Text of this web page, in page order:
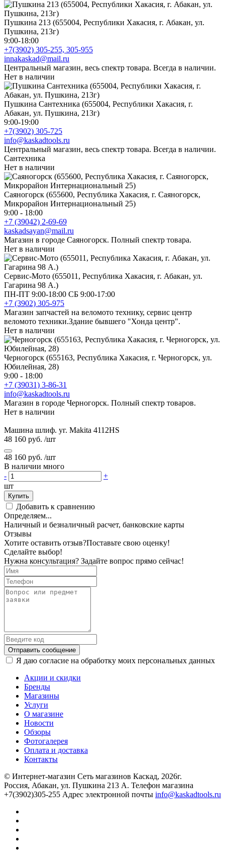
Пушкина 213 (655004, Республики Хакасия, г. Абакан, ул.
Пушкина, 213г)
9:00-18:00
+7(3902) 305-255, 305-955
innakaskad@mail.ru
Центральный магазин, весь спектр товара. Всегда в наличии.
Нет в наличии
Пушкина Сантехника (655004, Республики Хакасия, г.
Абакан, ул. Пушкина, 213г)
9:00-19:00
+7(3902) 305-725
info@kaskadtools.ru
Центральный магазин, весь спектр товара. Всегда в наличии.
Сантехника
Нет в наличии
Саяногорск (655600, Республика Хакасия, г. Саяногорск,
Микрорайон Интернациональный 25)
9:00 - 18:00
+7 (39042) 2-69-69
kaskadsayan@mail.ru
Магазин в городе Саяногорск. Полный спектр товара.
Нет в наличии
Сервис-Мото (655011, Республика Хакасия, г. Абакан, ул.
Гагарина 98 А.)
ПН-ПТ 9:00-18:00 СБ 9:00-17:00
+7 (3902) 305-975
Магазин запчастей на веломото технику, сервис центр
веломото техники.Здание бывшего "Хонда центр".
Нет в наличии
Черногорск (655163, Республика Хакасия, г. Черногорск, ул.
Юбилейная, 28)
9:00 - 18:00
+7 (39031) 3-86-31
info@kaskadtools.ru
Магазин в городе Черногорск. Полный спектр товаров.
Нет в наличии
Машина шлиф. уг. Makita 4112HS
48 160 руб. /шт
48 160 руб. /шт
В наличии много
-
+
шт
Купить
Добавить к сравнению
Определяем...
Наличный и безналичный расчет, банковские карты
Отзывы
Хотите оставить отзыв?Поставьте свою оценку!
Сделайте выбор!
Нужна консультация? Задайте вопрос прямо сейчас!
Отправить сообщение
Я даю согласие на обработку моих персональных данных
Акции и скидки
Бренды
Магазины
Услуги
О магазине
Новости
Обзоры
Фотогалерея
Оплата и доставка
Контакты
© Интернет-магазин Сеть магазинов Каскад, 2026г.
Россия, Абакан, ул. Пушкина 213 А. Телефон магазина
+7(3902)305-255 Адрес электронной почты info@kaskadtools.ru